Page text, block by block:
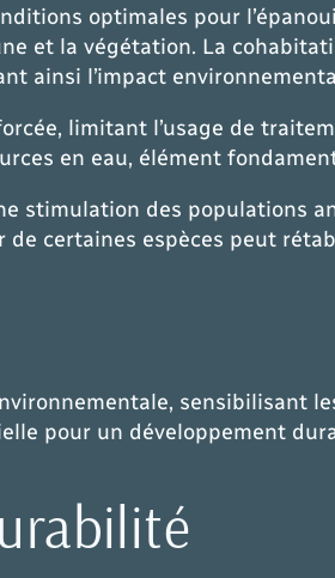
optimales pour
et la végétation. La
ainsi l’impact
limitant l’usage de
en eau, élément
stimulation des populations
certaines espèces peut
sensibilisant
pour un développement